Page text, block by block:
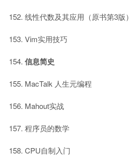
线性代数及其应用（原书第3版）
Vim实用技巧
信息简史
MacTalk 人生元编程
Mahout实战
程序员的数学
CPU自制入门